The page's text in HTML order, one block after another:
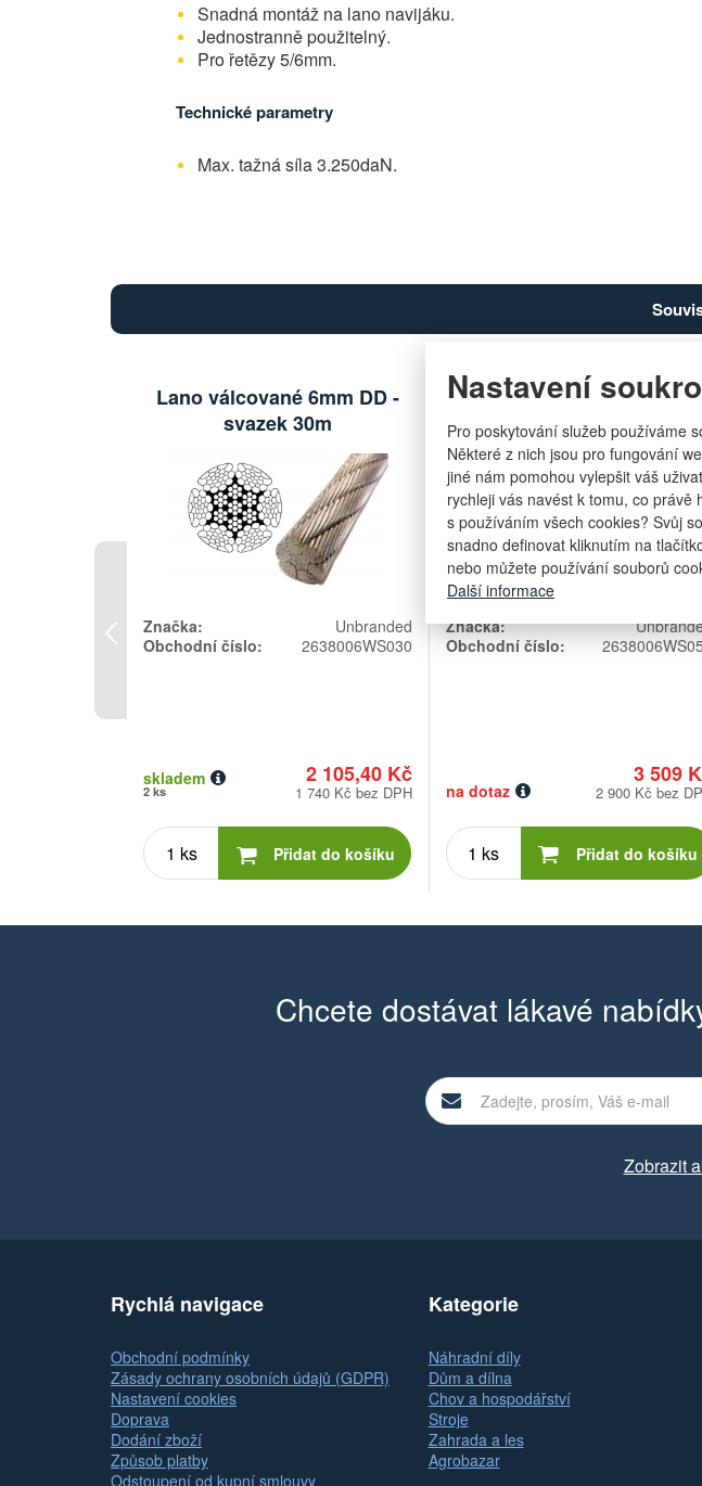
Nastavení
Pro poskytování služeb používáme
Některé z nich jsou pro fungování
jiné nám pomohou vylepšit váš
rychleji vás navést k tomu, co právě
s používáním všech cookies? Svůj
snadno definovat kliknutím na
nebo můžete používání souborů
Další informace
Snadná montáž na lano navijáku.
Jednostranně použitelný.
Pro řetězy 5/6mm.
Technické parametry
Max. tažná síla 3.250daN.
Lano válcované 6mm DD -
svazek 30m
Značka:
Unbranded
Obchodní číslo:
2638006WS030
2 105,40 Kč
skladem
2 ks
1 740 Kč bez DPH
Počet
kusů Přidat do košíku
Lano válcované 6mm DD -
svazek 50m
Značka:
Obchodní číslo:
3 509
na dotaz
2 900 Kč bez
Počet
kusů Přidat do košíku
Předchozí
Chcete dostávat lákavé
Zobrazit
Rychlá navigace
Obchodní podmínky
Zásady ochrany osobních údajů (GDPR)
Nastavení cookies
Doprava
Dodání zboží
Způsob platby
Odstoupení od kupní smlouvy
Kategorie
Náhradní díly
Dům a dílna
Chov a hospodářství
Stroje
Zahrada a les
Agrobazar